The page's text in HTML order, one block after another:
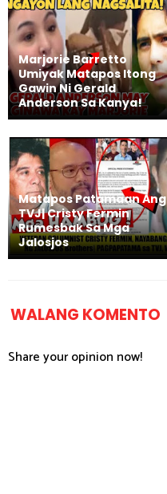
Marjorie Barretto
Umiyak Matapos Itong
Gawin Ni Gerald
Anderson Sa Kanya!
Matapos Patamaan Ang
TVJ| Cristy Fermin
Rumesbak Sa Mga
Jalosjos
WALANG KOMENTO
Share your opinion now!